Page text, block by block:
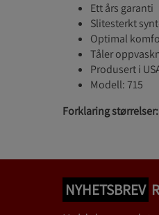
Ett års garanti
Slitesterkt
Optimal
Tåler
Produsert i
Modell: 715
Forklaring størrelser:
NYHETSBREV